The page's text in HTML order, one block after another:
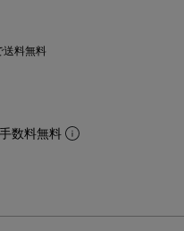
送料無料
数料無料